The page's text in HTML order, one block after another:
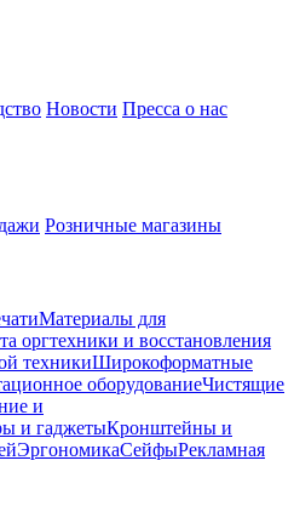
Новости Пресса о нас
Розничные магазины
Материалы для
оргтехники и восстановления
техникиШирокоформатные
оборудованиеЧистящие
и
и гаджетыКронштейны и
ЭргономикаСейфыРекламная